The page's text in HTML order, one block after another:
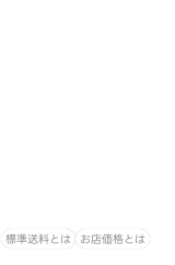
標準送料とは お店価格とは